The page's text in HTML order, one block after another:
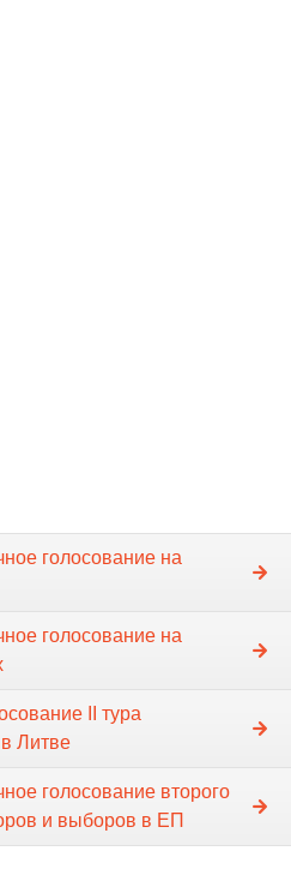
голосование на
голосование на
II тура
Литве
голосование второго
и выборов в ЕП